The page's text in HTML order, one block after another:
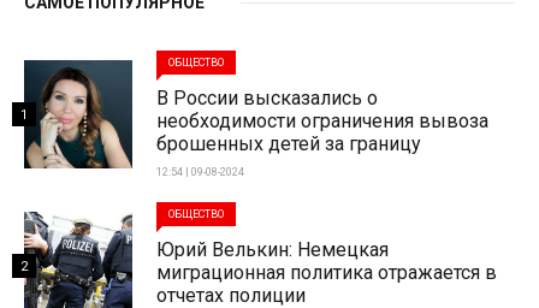
ОБЩЕСТВО
В России высказались о
необходимости ограничения вывоза
брошенных детей за границу
12:54 | 09-08-2024
1
ОБЩЕСТВО
Юрий Велькин: Немецкая
миграционная политика отражается в
отчетах полиции
2